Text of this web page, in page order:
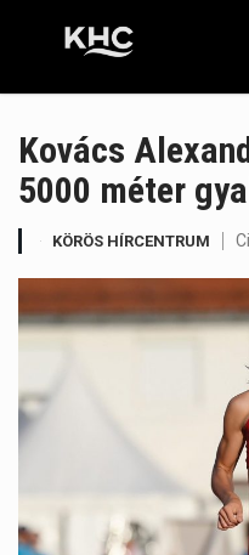
Kovács
5000 méter
KÖRÖS HÍRCENTRUM